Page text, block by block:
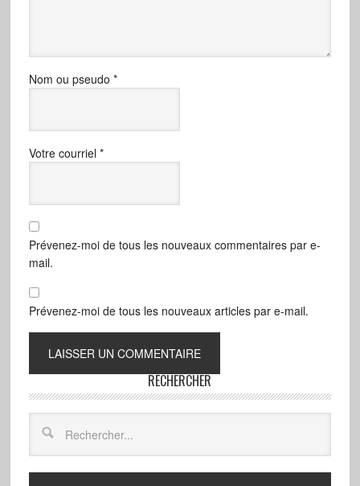
Nom ou pseudo *
Votre courriel *
Prévenez-moi de tous les nouveaux commentaires par e-
mail.
Prévenez-moi de tous les nouveaux articles par e-mail.
RECHERCHER